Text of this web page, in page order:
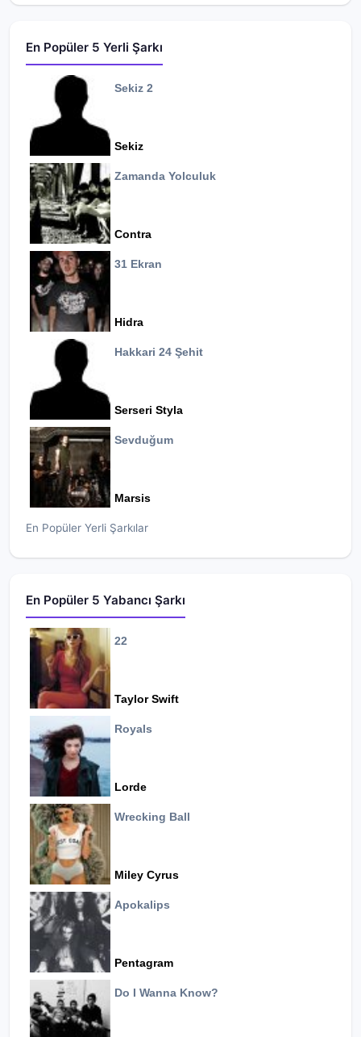
En Popüler 5 Yerli Şarkı
Sekiz 2
Sekiz
Zamanda Yolculuk
Contra
31 Ekran
Hidra
Hakkari 24 Şehit
Serseri Styla
Sevduğum
Marsis
En Popüler Yerli Şarkılar
En Popüler 5 Yabancı Şarkı
22
Taylor Swift
Royals
Lorde
Wrecking Ball
Miley Cyrus
Apokalips
Pentagram
Do I Wanna Know?